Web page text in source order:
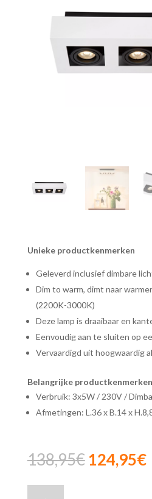
Unieke productkenmerken
Geleverd inclusief dimbare
Dim to warm, dimt naar
(2200K-3000K)
Deze lamp is draaibaar en
Eenvoudig aan te sluiten op
Vervaardigd uit hoogwaardig
Belangrijke productkenmerken
Verbruik: 3x5W / 230V /
Afmetingen: L.36 x B.14 x
138,95€
prijs
124,95€